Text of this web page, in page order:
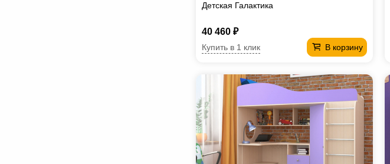
Детская Галактика
40 460 ₽
В корзину
Купить в 1 клик